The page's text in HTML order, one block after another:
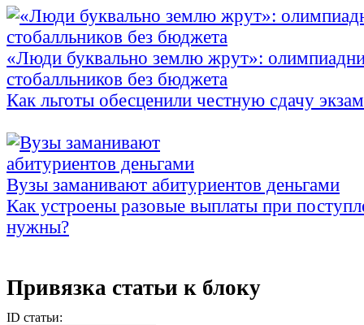
«Люди буквально землю жрут»:
стобалльников без бюджета
Как льготы обесценили честную сдачу
Вузы заманивают абитуриентов деньгами
Как устроены разовые выплаты при
нужны?
Привязка статьи к блоку
ID статьи: